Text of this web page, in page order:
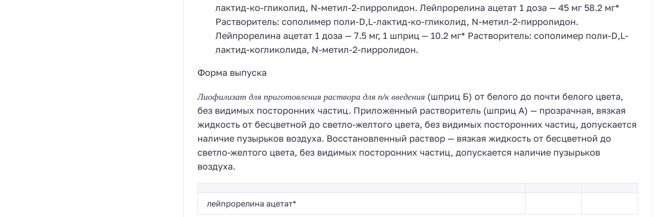
лактид-ко-гликолид, N-метил-2-пирролидон. Лейпрорелина ацетат 1 доза — 45 мг 58.2 мг*
Растворитель: сополимер поли-D,L-лактид-ко-гликолид, N-метил-2-пирролидон.
Лейпрорелина ацетат 1 доза — 7.5 мг, 1 шприц — 10.2 мг* Растворитель: сополимер поли-D,L-
лактид-когликолида, N-метил-2-пирролидон.
Форма выпуска
Лиофилизат для приготовления раствора для п/к введения(шприц Б) от белого до почти белого цвета,
без видимых посторонних частиц. Приложенный растворитель (шприц А) — прозрачная, вязкая
жидкость от бесцветной до светло-желтого цвета, без видимых посторонних частиц, допускается
наличие пузырьков воздуха. Восстановленный раствор — вязкая жидкость от бесцветной до
светло-желтого цвета, без видимых посторонних частиц, допускается наличие пузырьков
воздуха.
лейпрорелина ацетат*